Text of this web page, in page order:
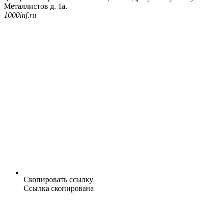
Металлистов д. 1а.
1000inf.ru
Скопировать ссылку
Ссылка скопирована